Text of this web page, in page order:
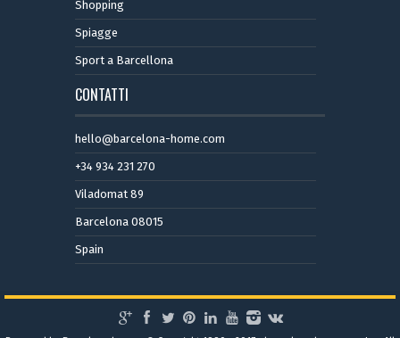
Shopping
Spiagge
Sport a Barcellona
CONTATTI
hello@barcelona-home.com
+34 934 231 270
Viladomat 89
Barcelona 08015
Spain